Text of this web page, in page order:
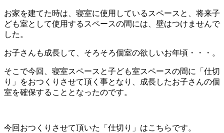
お家を建てた時は、寝室に使用しているスペースと、将来子
ども室として使用するスペースの間には、壁はつけませんで
した。
お子さんも成長して、そろそろ個室の欲しいお年頃・・・。
そこで今回、寝室スペースと子ども室スペースの間に「仕切
り」をおつくりさせて頂く事となり、成長したお子さんの個
室を確保することとなったのです。
今回おつくりさせて頂いた「仕切り」はこちらです。